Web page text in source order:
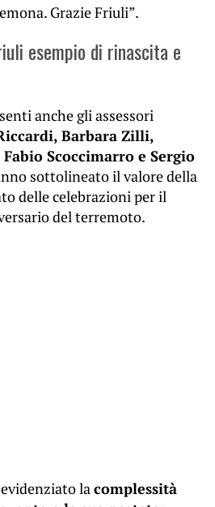
Grazie Friuli”.
esempio di rinascita e
anche gli assessori
Barbara Zilli,
Scoccimarro e Sergio
sottolineato il valore della
delle celebrazioni per il
del terremoto.
lacomplessità